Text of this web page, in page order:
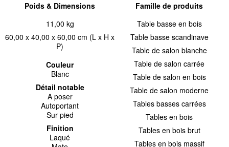
Poids & Dimensions
11,00 kg
60,00 x 40,00 x 60,00 cm (L x H x
P)
Couleur
Blanc
Détail notable
A poser
Autoportant
Sur pied
Finition
Laqué
Famille de produits
Table basse en bois
Table basse scandinave
Table de salon blanche
Table de salon carrée
Table de salon en bois
Table de salon moderne
Tables basses carrées
Tables en bois
Tables en bois brut
Tables en bois massif